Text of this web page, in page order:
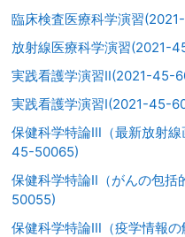
臨床検査医療科学演習
放射線医療科学演習(2021-
実践看護学演習Ⅱ(2021-45-
実践看護学演習Ⅰ(2021-45-
保健科学特論Ⅲ（最新放射
45-50065)
保健科学特論Ⅱ（がんの包
50055)
保健科学特論Ⅲ（疫学情報